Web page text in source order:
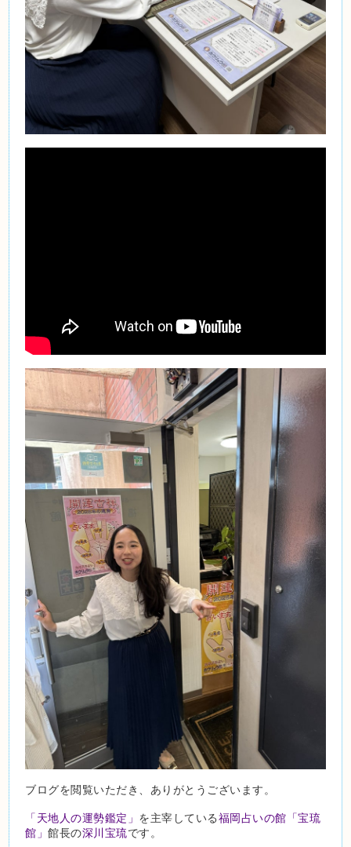
ブログを閲覧いただき、ありがとうございます。
「天地人の運勢鑑定」 を主宰している福岡占いの館「宝琉
館」館長の深川宝琉です。